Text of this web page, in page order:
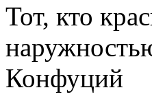
Тот, кто
Конфуций